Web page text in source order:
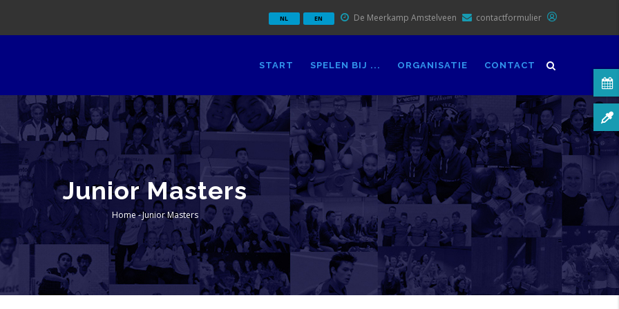
NL EN De Meerkamp Amstelveen contactformulier
START SPELEN BIJ ... ORGANISATIE CONTACT
Junior Masters
Kruimelpad
Home-Junior Masters